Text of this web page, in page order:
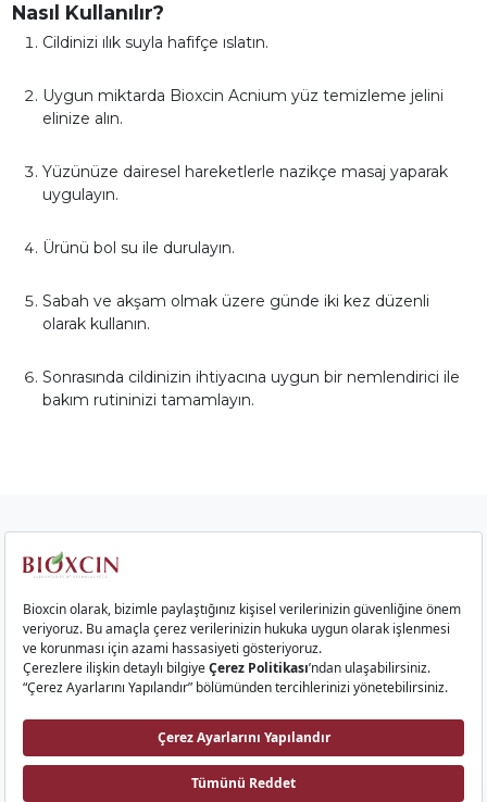
Nasıl Kullanılır?
Cildinizi ılık suyla hafifçe ıslatın.
Uygun miktarda Bioxcin Acnium yüz temizleme jelini
elinize alın.
Yüzünüze dairesel hareketlerle nazikçe masaj yaparak
uygulayın.
Ürünü bol su ile durulayın.
Sabah ve akşam olmak üzere günde iki kez düzenli
olarak kullanın.
Sonrasında cildinizin ihtiyacına uygun bir nemlendirici ile
bakım rutininizi tamamlayın.
Kurumsal
Cilt Ürünleri
Gıda Takviyeleri
İletişim
Bioxcin AI